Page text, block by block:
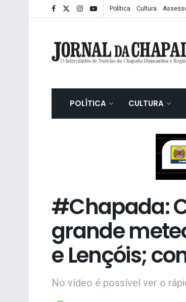
Política Cultura
POLÍTICA CULTURA
#Chapada:
grande
e Lençóis;
No vídeo é possível ver o